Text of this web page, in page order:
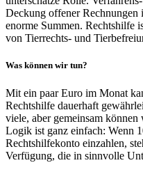
Deckung offener
enorme Summen. Rechtshilfe
von Tierrechts- und
Was können wir tun?
Mit ein paar Euro im Monat
Rechtshilfe dauerhaft
viele, aber gemeinsam
Logik ist ganz einfach: Wenn
Rechtshilfekonto einzahlen,
Verfügung, die in sinnvolle